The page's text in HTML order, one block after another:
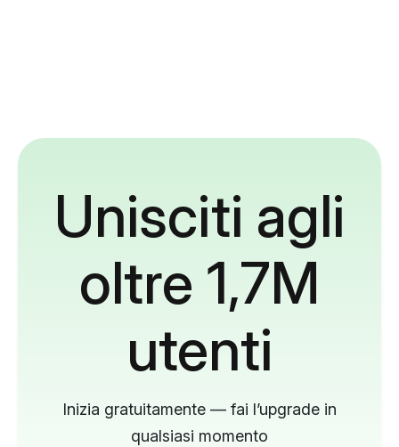
Unisciti agli
oltre 1,7M
utenti
Inizia gratuitamente — fai l’upgrade in
qualsiasi momento